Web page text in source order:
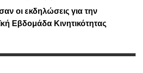
οι εκδηλώσεις για την
Εβδομάδα Κινητικότητας